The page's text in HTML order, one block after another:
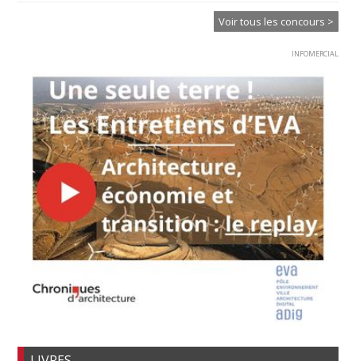
Voir tous les concours >
INFOMERCIAL